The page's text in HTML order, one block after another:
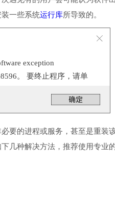
一些系统运行库所导致的。
exception
。 要终止程序，请单
要的进程或服务，甚至是重装
几种解决方法，推荐使用专业